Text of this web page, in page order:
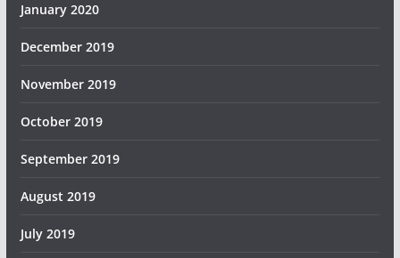
January 2020
December 2019
November 2019
October 2019
September 2019
August 2019
July 2019